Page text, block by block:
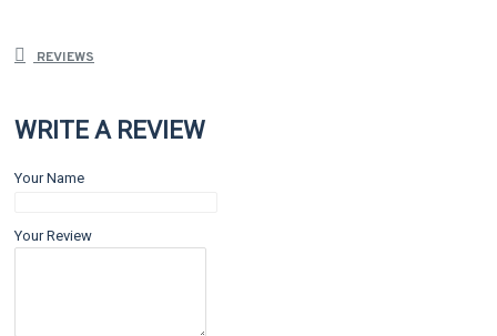
REVIEWS
WRITE A REVIEW
Your Name
Your Review